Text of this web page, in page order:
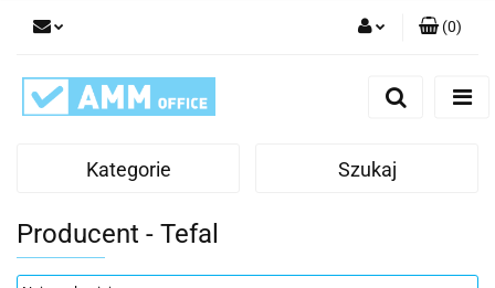
(0)
Kategorie Szukaj
Producent - Tefal